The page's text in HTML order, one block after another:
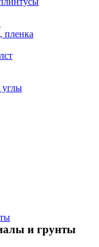
пленка
и грунты